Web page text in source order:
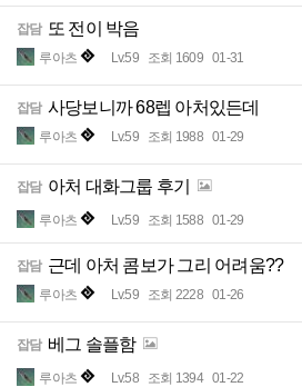
잡담 또 전이 박음
루아츠 Lv.59 조회 1609 01-31
잡담 사당보니까 68렙 아처있든데
루아츠 Lv.59 조회 1988 01-29
잡담 아처 대화그룹 후기
루아츠 Lv.59 조회 1588 01-29
잡담 근데 아처 콤보가 그리 어려움??
루아츠 Lv.59 조회 2228 01-26
잡담 베그 솔플함
루아츠 Lv.58 조회 1394 01-22